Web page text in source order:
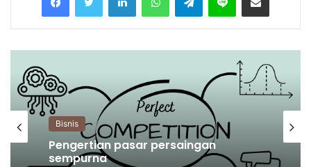
Bisnis
Pengertian pasar persaingan
sempurna